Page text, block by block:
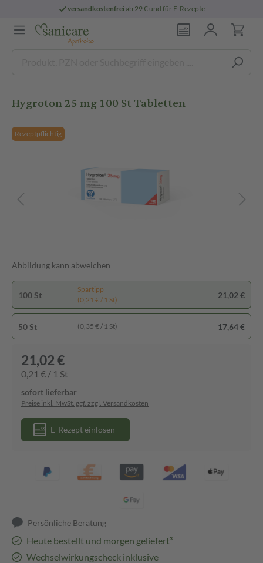
versandkostenfreiab 29 € und für E-Rezepte
Hygroton 25 mg 100 St Tabletten
Rezeptpflichtig
Abbildung kann abweichen
100 St
Spartipp
(0,21 € / 1 St)
21,02 €
50 St (0,35 € / 1 St) 17,64 €
21,02 €
0,21 € / 1 St
sofort lieferbar
Preise inkl. MwSt. ggf. zzgl. Versandkosten
E-Rezept einlösen
Persönliche Beratung
Heute bestellt und morgen geliefert³
Wechselwirkungscheck inklusive